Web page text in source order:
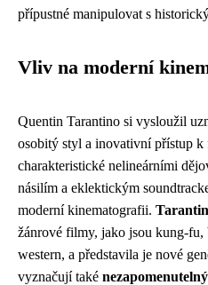
přípustné manipulovat s
Vliv na moderní
Quentin Tarantino si vysloužil
osobitý styl a inovativní přístup
charakteristické nelineárními
násilím a eklektickým
moderní kinematografii.
žánrové filmy, jako jsou kung-fu,
western, a představila je nové
vyznačují také